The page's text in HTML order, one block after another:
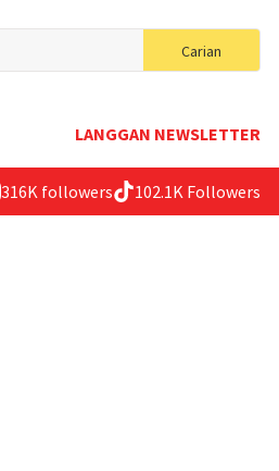
Carian
for:
LANGGAN NEWSLETTER
316K followers 102.1K Followers